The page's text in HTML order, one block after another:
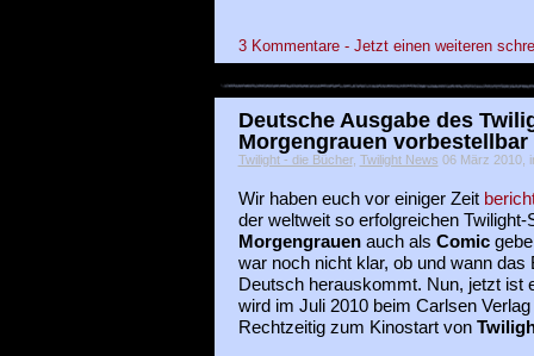
3 Kommentare - Jetzt einen weiteren
Deutsche Ausgabe des
Morgengrauen vorbestellbar
Twilight - die Bücher, Twilight News 06 März 2010,
Wir haben euch vor einiger Zeit
der weltweit so erfolgreichen
Morgengrauenauch als Comic
war noch nicht klar, ob und wann das
Deutsch herauskommt. Nun, jetzt ist
wird im Juli 2010 beim Carlsen
Rechtzeitig zum Kinostart von